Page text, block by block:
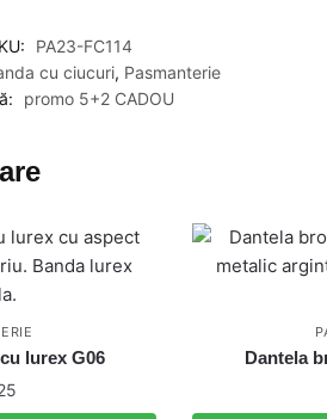
PA23-FC114
cu ciucuri, Pasmanterie
promo 5+2 CADOU
lurex G06
Dantela